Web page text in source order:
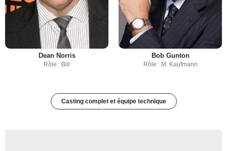
Dean Norris
Rôle : Bill
Bob Gunton
Rôle : M. Kaufmann
Casting complet et équipe technique